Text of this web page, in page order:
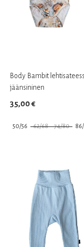
Body Bambit
jäänsininen
35,00€
50/56 62/68 74/80
useampi
muunnelma.